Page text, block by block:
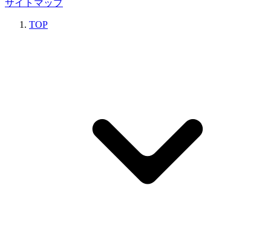
サイトマップ
TOP